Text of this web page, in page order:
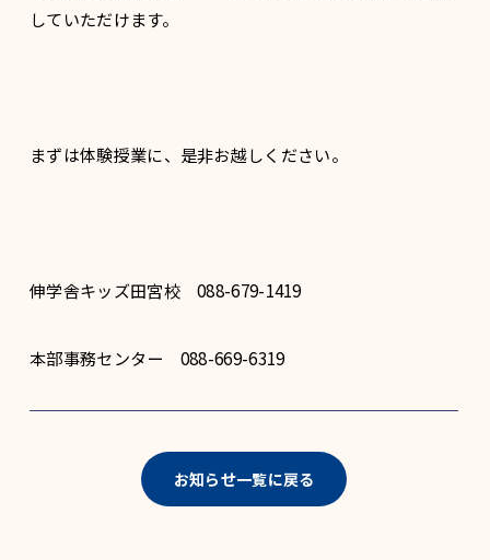
していただけます。
まずは体験授業に、是非お越しください。
伸学舎キッズ田宮校 088-679-1419
本部事務センター 088-669-6319
お知らせ一覧に戻る